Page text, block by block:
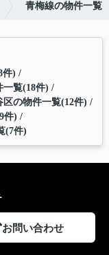
青梅線の物件一覧
件)
一覧(18件)
区の物件一覧(12件)
件)
(7件)
お問い合わせ